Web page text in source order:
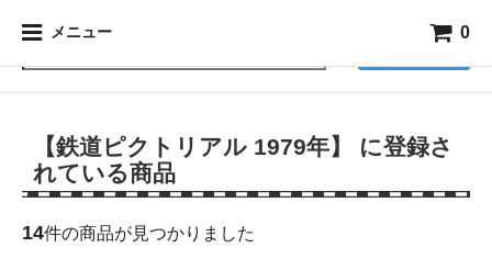
メニュー 0
【鉄道ピクトリアル 1979年】 に登録さ
れている商品
14件の商品が見つかりました